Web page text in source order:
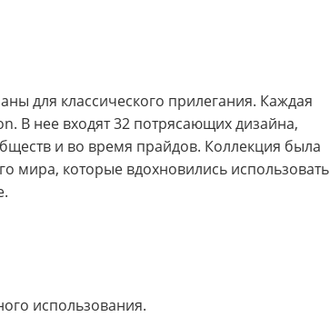
для классического прилегания. Каждая
В нее входят 32 потрясающих дизайна,
и во время прайдов. Коллекция была
мира, которые вдохновились использовать
использования.